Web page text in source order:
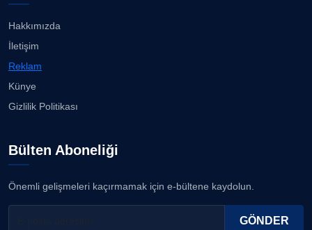
Hakkımızda
İletişim
Reklam
Künye
Gizlilik Politikası
Bülten Aboneliği
Önemli gelişmeleri kaçırmamak için e-bültene kaydolun.
GÖNDER